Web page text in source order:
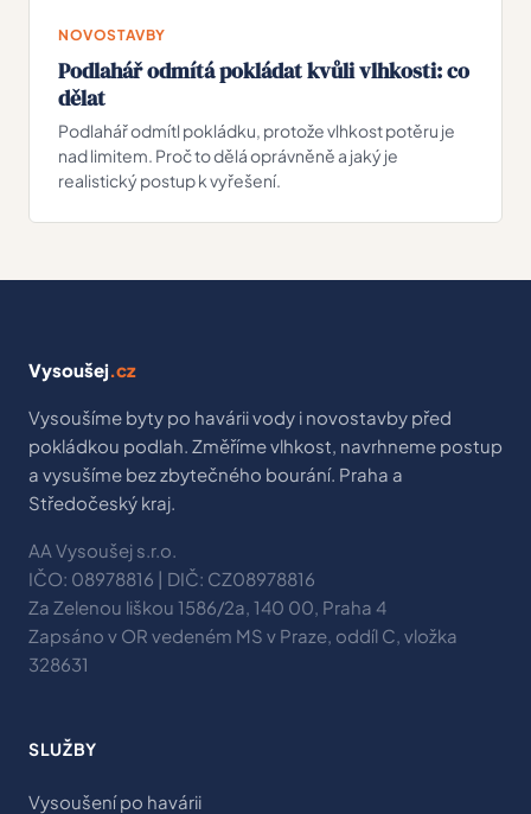
NOVOSTAVBY
Podlahář odmítá pokládat kvůli vlhkosti: co
dělat
Podlahář odmítl pokládku, protože vlhkost potěru je
nad limitem. Proč to dělá oprávněně a jaký je
realistický postup k vyřešení.
Vysoušej.cz
Vysoušíme byty po havárii vody i novostavby před
pokládkou podlah. Změříme vlhkost, navrhneme postup
a vysušíme bez zbytečného bourání. Praha a
Středočeský kraj.
AA Vysoušej s.r.o.
IČO: 08978816 | DIČ: CZ08978816
Za Zelenou liškou 1586/2a, 140 00, Praha 4
Zapsáno v OR vedeném MS v Praze, oddíl C, vložka
328631
SLUŽBY
Vysoušení po havárii